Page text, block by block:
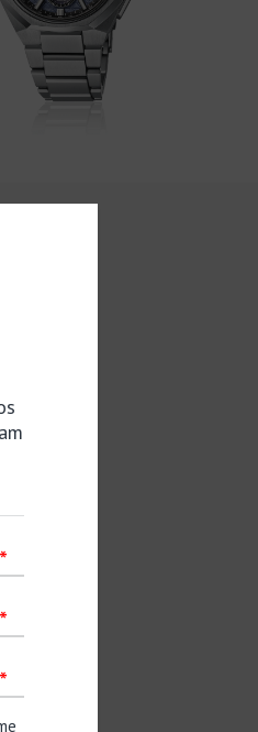
con ajuste